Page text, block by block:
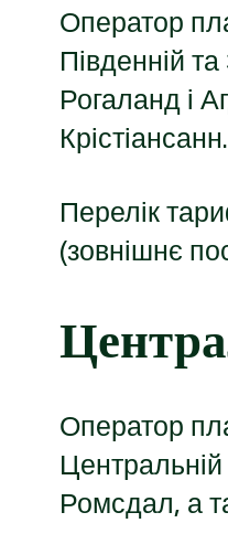
Оператор
Південній
Рогаланд і
Крістіансанн.
Перелік
(зовнішнє
Оператор
Ромсдал, а